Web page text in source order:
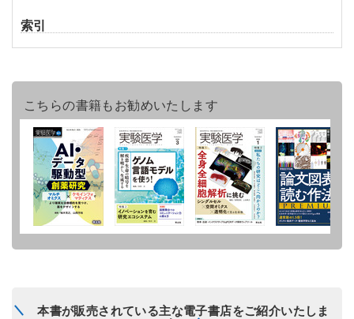
索引
こちらの書籍もお勧めいたします
本書が販売されている主な電子書店をご紹介いたしま